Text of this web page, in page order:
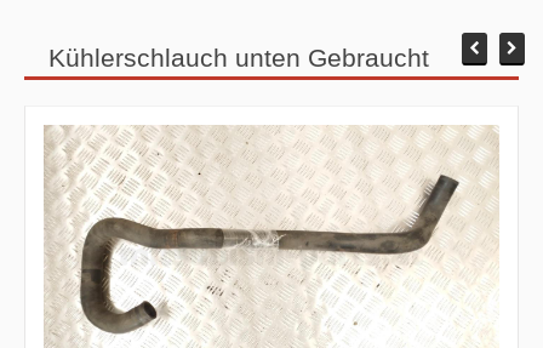
Kühlerschlauch unten Gebraucht